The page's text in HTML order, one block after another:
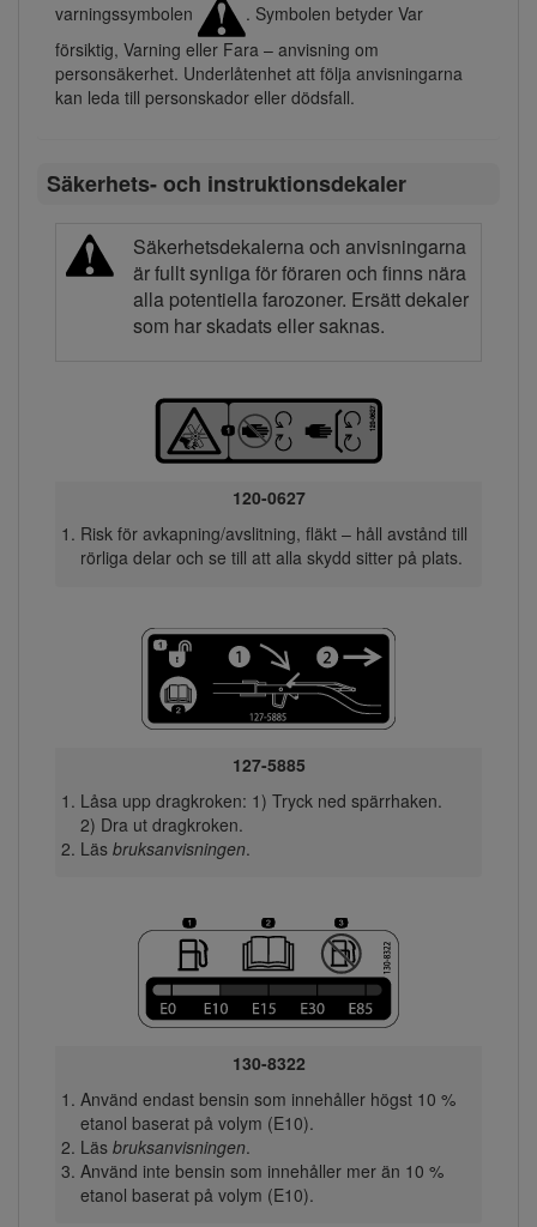
varningssymbolen
. Symbolen betyder Var
försiktig, Varning eller Fara – anvisning om
personsäkerhet. Underlåtenhet att följa anvisningarna
kan leda till personskador eller dödsfall.
Säkerhets- och instruktionsdekaler
Säkerhetsdekalerna och anvisningarna
är fullt synliga för föraren och finns nära
alla potentiella farozoner. Ersätt dekaler
som har skadats eller saknas.
120-0627
Risk för avkapning/avslitning, fläkt – håll avstånd till
rörliga delar och se till att alla skydd sitter på plats.
127-5885
Låsa upp dragkroken: 1) Tryck ned spärrhaken.
2) Dra ut dragkroken.
Läs bruksanvisningen.
130-8322
Använd endast bensin som innehåller högst 10 %
etanol baserat på volym (E10).
Läs bruksanvisningen.
Använd inte bensin som innehåller mer än 10 %
etanol baserat på volym (E10).